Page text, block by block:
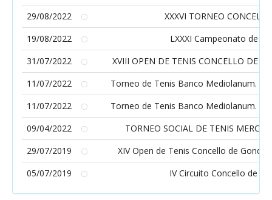
29/08/2022
XXXVI TORNEO
19/08/2022
LXXXI Campeonato de
31/07/2022
XVIII OPEN DE TENIS CONCELLO DE
11/07/2022
Torneo de Tenis Banco Mediolanum. II
11/07/2022
Torneo de Tenis Banco Mediolanum. II
09/04/2022
TORNEO SOCIAL DE TENIS
29/07/2019
XIV Open de Tenis Concello de
05/07/2019
IV Circuito Concello de